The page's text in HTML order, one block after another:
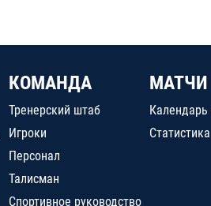
КОМАНДА
Тренерский штаб
Игроки
Персонал
Талисман
Спортивное руководство
МАТЧИ
Календарь
Статистика